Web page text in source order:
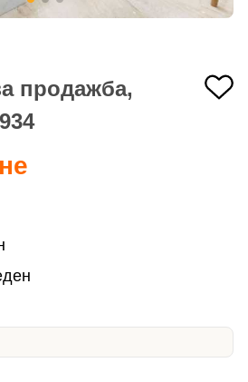
продажба,